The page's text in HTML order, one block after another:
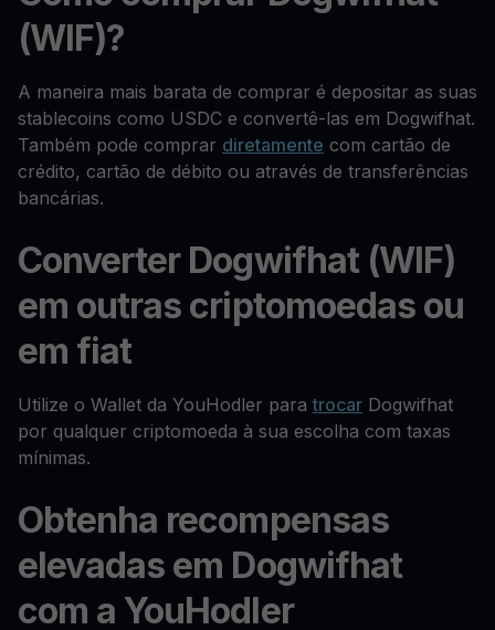
(WIF)?
A maneira mais barata de comprar é depositar as suas
stablecoins como USDC e convertê-las em Dogwifhat.
Também pode comprar diretamente com cartão de
crédito, cartão de débito ou através de transferências
bancárias.
Converter Dogwifhat (WIF)
em outras criptomoedas ou
em fiat
Utilize o Wallet da YouHodler paratrocar Dogwifhat
por qualquer criptomoeda à sua escolha com taxas
mínimas.
Obtenha recompensas
elevadas em Dogwifhat
com a YouHodler